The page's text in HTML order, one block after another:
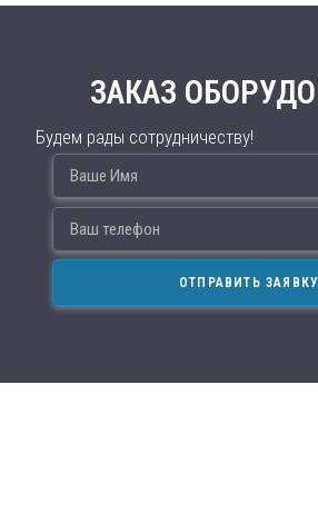
ЗАКАЗ
Будем рады сотрудничеству!